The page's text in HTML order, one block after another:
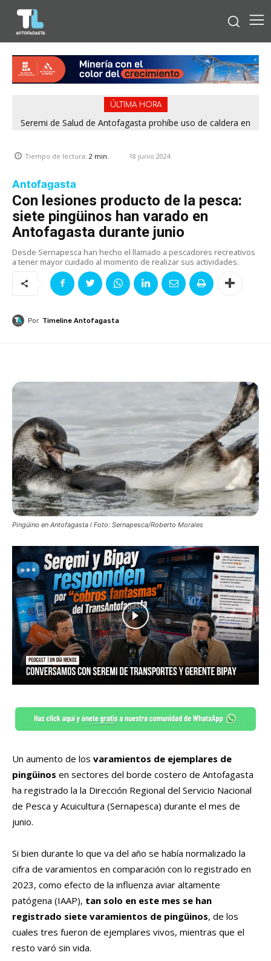
ÚLTIMA HORA
Seremi de Salud de Antofagasta prohíbe uso de caldera en
Tiempo de lectura: 2 min. 18 junio 2024
Antofagasta
Con lesiones producto de la pesca:
siete pingüinos han varado en
Antofagasta durante junio
Desde Sernapesca han hecho el llamado a pescadores recreativos
a tener mayor cuidado al momento de realizar sus actividades.
Por Timeline Antofagasta
Pingüino en Antofagasta l Foto: Sernapesca/Roberto Morales
Un aumento de los varamientos de ejemplares de
pingüinos en sectores del borde costero de Antofagasta
ha registrado la la Dirección Regional del Servicio Nacional
de Pesca y Acuicultura (Sernapesca) durante el mes de
junio.
Si bien durante lo que va del año se había normalizado la
cifra de varamientos en comparación con lo registrado en
2023, como efecto de la influenza aviar altamente
patógena (IAAP), tan solo en este mes se han
registrado siete varamientos de pingüinos, de los
cuales tres fueron de ejemplares vivos, mientras que el
resto varó sin vida.